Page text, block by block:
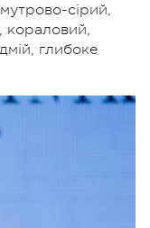
сірий,
кораловий,
глибоке